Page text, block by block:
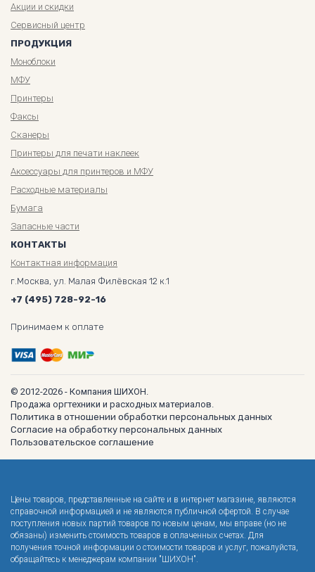
Акции и скидки
Сервисный центр
ПРОДУКЦИЯ
Моноблоки
МФУ
Принтеры
Факсы
Сканеры
Принтеры для печати наклеек
Аксессуары для принтеров и МФУ
Расходные материалы
Бумага
Запасные части
КОНТАКТЫ
Контактная информация
г.Москва, ул. Малая Филёвская 12 к.1
+7 (495) 728-92-16
Принимаем к оплате
© 2012-2026 - Компания ШИХОН.
Продажа оргтехники и расходных материалов.
Политика в отношении обработки персональных данных
Согласие на обработку персональных данных
Пользовательское соглашение
Цены товаров, представленные на сайте и в интернет магазине, являются
справочной информацией и не являются публичной офертой. В случае
поступления новых партий товаров по новым ценам, мы вправе (но не
обязаны) изменить стоимость товаров в оплаченных счетах. Для
получения точной информации о стоимости товаров и услуг, пожалуйста,
обращайтесь к менеджерам компании "ШИХОН".